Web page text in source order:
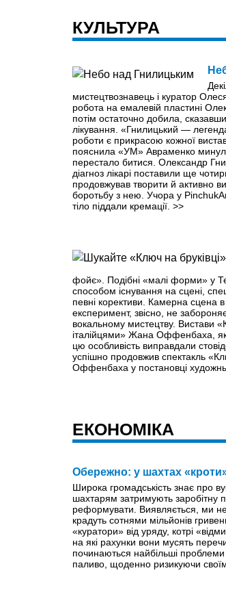
КУЛЬТУРА
мистецтвознавець і куратор
робота на емалевій пластині
потім остаточно добила,
лікування. «Гнилицький —
роботи є прикрасою кожної
пояснила «УМ» Авраменко
перестало битися. Олександр
діагноз лікарі поставили ще
продовжував творити й активно
боротьбу з нею. Учора у
тіло піддали кремації. >>
фойє». Подібні «малі форми» у
способом існування на сцені,
певні корективи. Камерна
експеримент, звісно, не
вокальному мистецтву. Вистави
італійцями» Жана Оффенбаха,
цю особливість виправдали
успішно продовжив спектакль
Оффенбаха у постановці
ЕКОНОМІКА
Обережно: у шахтах
Широка громадськість знає про
шахтарям затримують заробітну
реформувати. Виявляється, ми не
крадуть сотнями мільйонів
«куратори» від уряду, котрі
на які рахунки вони мусять
починаються найбільші
паливо, щоденно ризикуючи